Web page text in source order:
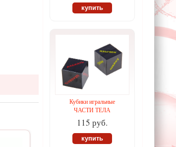
купить
Кубики игральные
ЧАСТИ ТЕЛА
115 руб.
купить